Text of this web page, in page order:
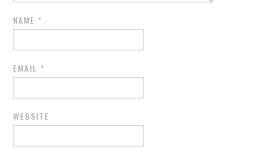
NAME *
EMAIL *
WEBSITE